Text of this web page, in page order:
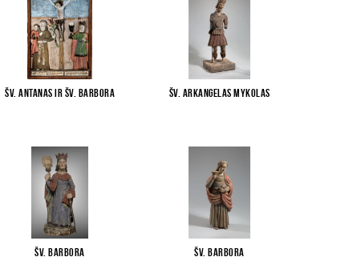
Šv. Antanas ir Šv. Barbora Šv. arkangelas Mykolas
Šv. Barbora Šv. Barbora